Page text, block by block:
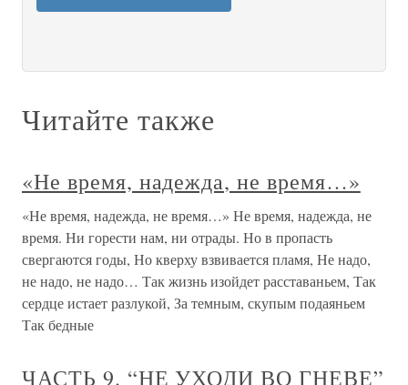
Читайте также
«Не время, надежда, не время…»
«Не время, надежда, не время…» Не время, надежда, не
время. Ни горести нам, ни отрады. Но в пропасть
свергаются годы, Но кверху взвивается пламя, Не надо,
не надо, не надо… Так жизнь изойдет расставаньем, Так
сердце истает разлукой, За темным, скупым подаяньем
Так бедные
ЧАСТЬ 9. “НЕ УХОДИ ВО ГНЕВЕ”